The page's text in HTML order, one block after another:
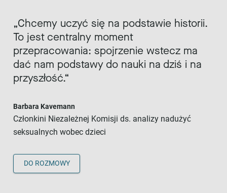
Chcemy uczyć się na podstawie historii.
To jest centralny moment
przepracowania: spojrzenie wstecz ma
dać nam podstawy do nauki na dziś i na
przyszłość.
Barbara Kavemann
Członkini Niezależnej Komisji ds. analizy nadużyć
seksualnych wobec dzieci
DO ROZMOWY